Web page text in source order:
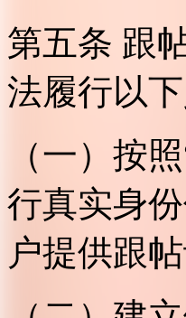
第五条 跟
法履行以下
（一）按
行真实身
户提供跟